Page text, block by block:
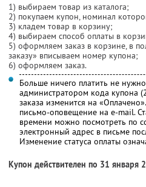
1) выбираем товар из каталога;
2) покупаем купон, номинал
3) кладем товар в корзину;
4) выбираем способ оплаты в
5) оформляем заказ в корзине, в
заказу» вписываем номер купона;
6) оформляем заказ.
Больше ничего платить не
администратором кода купона
заказа изменится на
письмо-оповещение на e-mail.
времени можно посмотреть по
электронный адрес в письме
Изменение статуса оплаты
Купон действителен по 31 января